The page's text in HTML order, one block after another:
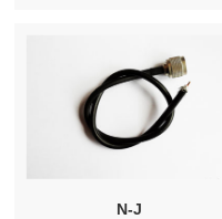
N-J